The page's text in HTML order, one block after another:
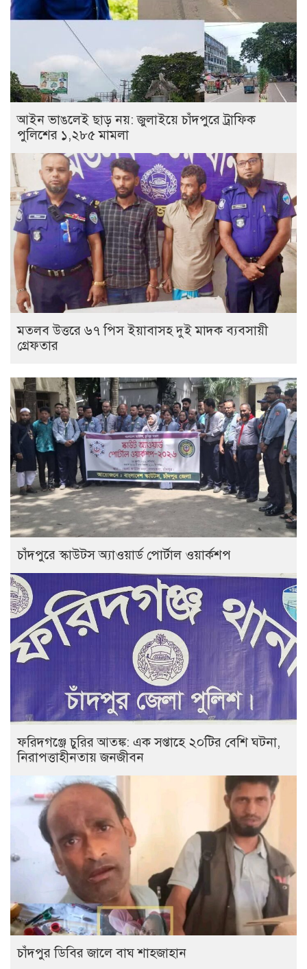
আইন ভাঙলেই ছাড় নয়: জুলাইয়ে চাঁদপুরে ট্রাফিক
পুলিশের ১,২৮৫ মামলা
মতলব উত্তরে ৬৭ পিস ইয়াবাসহ দুই মাদক ব্যবসায়ী
গ্রেফতার
চাঁদপুরে স্কাউটস অ্যাওয়ার্ড পোর্টাল ওয়ার্কশপ
ফরিদগঞ্জে চুরির আতঙ্ক: এক সপ্তাহে ২০টির বেশি ঘটনা,
নিরাপত্তাহীনতায় জনজীবন
চাঁদপুর ডিবির জালে বাঘ শাহজাহান